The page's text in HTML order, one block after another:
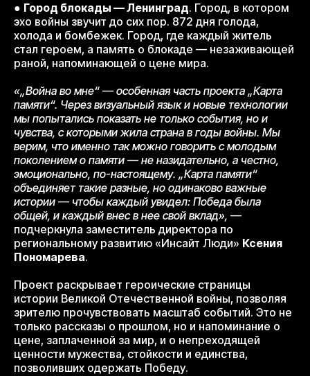
● Город блокады — Ленинград. Город, в котором
эхо войны звучит до сих пор. 872 дня голода,
холода и бомбежек. Город, где каждый житель
стал героем, а память о блокаде — незаживающей
раной, напоминающей о цене мира.
«„Война во мне“ — особенная часть проекта „Карта
памяти“. Через визуальный язык и новые технологии
мы попытались показать не только события, но и
чувства, с которыми жила страна в годы войны. Мы
верим, что именно так можно говорить с молодым
поколением о памяти — не назидательно, а честно,
эмоционально, по-настоящему. „Карта памяти“
объединяет такие разные, но одинаково важные
истории — чтобы каждый увидел: Победа была
общей, и каждый внес в нее свой вклад», —
подчеркнула заместитель директора по
региональному развитию «Инсайт Люди» Ксения
Пономарева.
Проект раскрывает героические страницы
истории Великой Отечественной войны, позволяя
зрителю прочувствовать масштаб событий. Это не
только рассказы о прошлом, но и напоминание о
цене, заплаченной за мир, и о непреходящей
ценности мужества, стойкости и единства,
позволивших одержать Победу.